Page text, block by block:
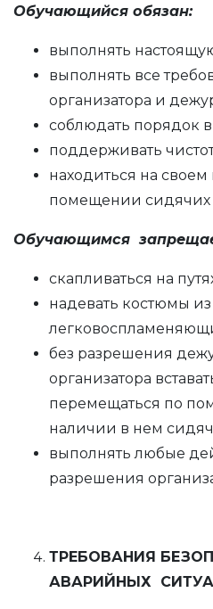
Обучающийся обязан:
выполнять
выполнять все
организатора и
соблюдать порядок
поддерживать
находиться на
помещении сидячих
Обучающимся
скапливаться на
надевать костюмы из
без разрешения
организатора
перемещаться по
наличии в нем
выполнять любые
разрешения
ТРЕБОВАНИЯ
АВАРИЙНЫХ